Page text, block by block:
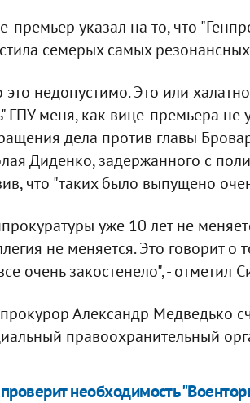
премьер указал на то, что
семерых самых
это недопустимо. Это или
ГПУ меня, как вице-премьера не
дела против главы
Диденко, задержанного с
что "таких было выпущено
уже 10 лет не
не меняется. Это говорит о
очень закостенело", - отметил
Александр Медведько
правоохранительный
необходимость